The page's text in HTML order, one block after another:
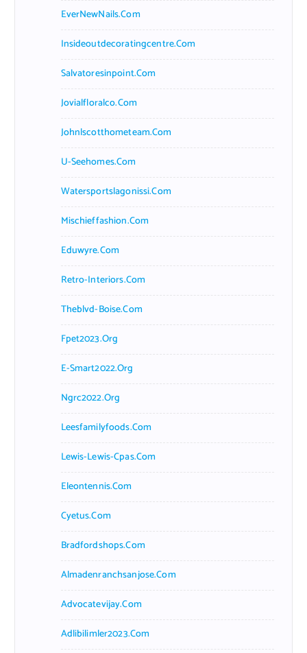
EverNewNails.com
Insideoutdecoratingcentre.com
Salvatoresinpoint.com
Jovialfloralco.com
Johnlscotthometeam.com
U-Seehomes.com
Watersportslagonissi.com
Mischieffashion.com
Eduwyre.com
Retro-Interiors.com
Theblvd-Boise.com
Fpet2023.org
E-Smart2022.org
Ngrc2022.org
Leesfamilyfoods.com
Lewis-Lewis-Cpas.com
Eleontennis.com
Cyetus.com
Bradfordshops.com
Almadenranchsanjose.com
Advocatevijay.com
Adlibilimler2023.com